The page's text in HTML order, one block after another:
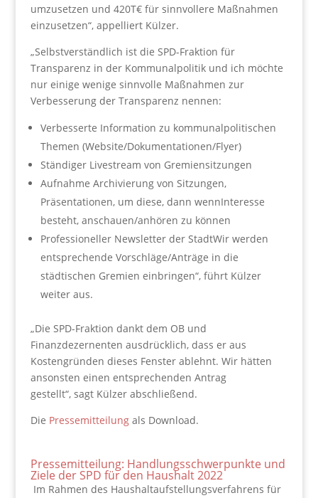
umzusetzen und 420T€ für sinnvollere Maßnahmen
einzusetzen“, appelliert Külzer.
„Selbstverständlich ist die SPD-Fraktion für
Transparenz in der Kommunalpolitik und ich möchte
nur einige wenige sinnvolle Maßnahmen zur
Verbesserung der Transparenz nennen:
Verbesserte Information zu kommunalpolitischen
Themen (Website/Dokumentationen/Flyer)
Ständiger Livestream von Gremiensitzungen
Aufnahme Archivierung von Sitzungen,
Präsentationen, um diese, dann wennInteresse
besteht, anschauen/anhören zu können
Professioneller Newsletter der StadtWir werden
entsprechende Vorschläge/Anträge in die
städtischen Gremien einbringen“, führt Külzer
weiter aus.
„Die SPD-Fraktion dankt dem OB und
Finanzdezernenten ausdrücklich, dass er aus
Kostengründen dieses Fenster ablehnt. Wir hätten
ansonsten einen entsprechenden Antrag
gestellt“, sagt Külzer abschließend.
Die Pressemitteilungals Download.
Pressemitteilung: Handlungsschwerpunkte und
Ziele der SPD für den Haushalt 2022
Im Rahmen des Haushaltaufstellungsverfahrens für